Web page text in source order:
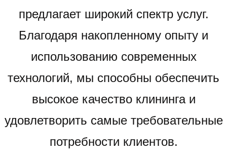
предлагает широкий спектр услуг.
Благодаря накопленному опыту и
использованию современных
технологий, мы способны обеспечить
высокое качество клининга и
удовлетворить самые требовательные
потребности клиентов.